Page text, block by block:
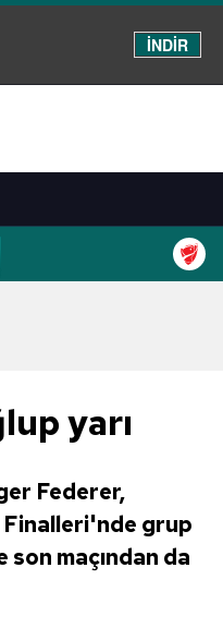
İNDİR
yarı
Federer,
Finalleri'nde grup
son maçından da